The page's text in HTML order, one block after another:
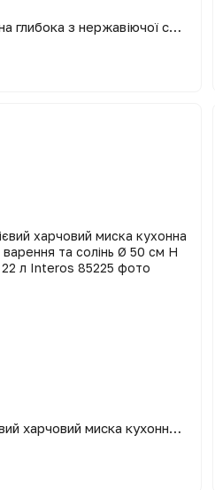
Миска кухонна глибока з нержавіючої сталі Ø 17 см H 5.5 см 0.7 л
Таз алюмінієвий харчовий миска кухонна для варіння варення та солінь Ø 50 см H 15.5 см 22 л Interos